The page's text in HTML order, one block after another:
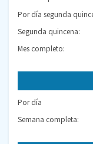
Por día segunda
Segunda quincena:
Mes completo:
Por día
Semana completa: